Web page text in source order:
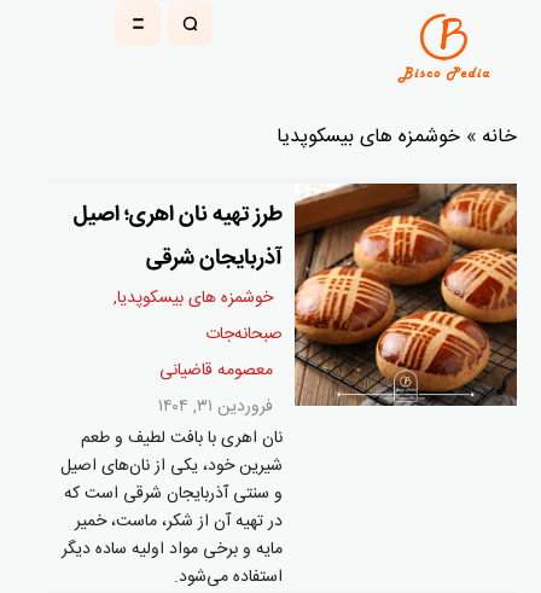
خانه » خوشمزه های بیسکوپدیا
طرز تهیه نان اهری؛ اصیل
آذربایجان شرقی
خوشمزه های بیسکوپدیا,
صبحانه‌جات
معصومه قاضیانی
فروردین ۳۱, ۱۴۰۴
نان اهری با بافت لطیف و طعم
شیرین خود، یکی از نان‌های اصیل
و سنتی آذربایجان شرقی است که
در تهیه آن از شکر، ماست، خمیر
مایه و برخی مواد اولیه ساده دیگر
استفاده می‌شود.